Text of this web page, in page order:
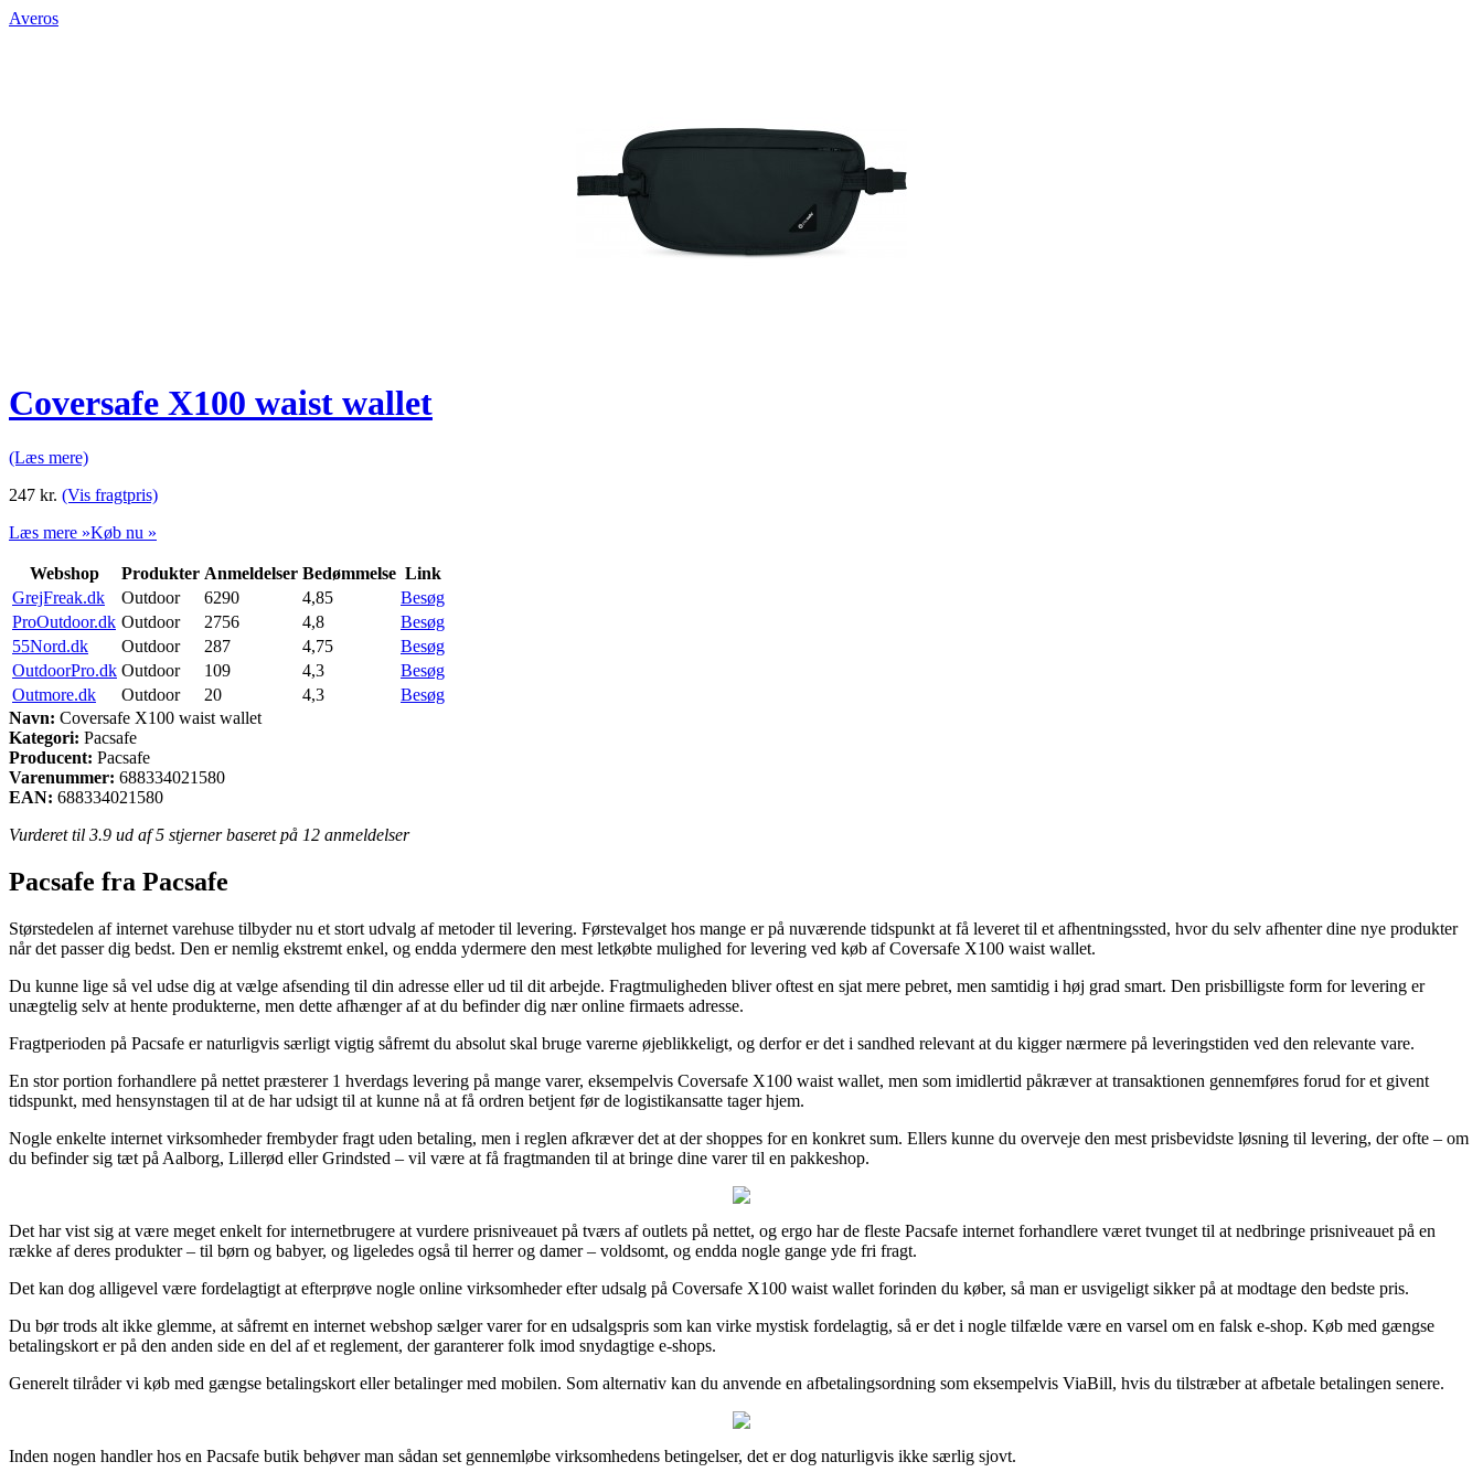
Averos
Coversafe X100 waist wallet
(Læs mere)
247 kr. (Vis fragtpris)
Læs mere »Køb nu »
Webshop Produkter Anmeldelser Bedømmelse Link
GrejFreak.dk
Outdoor 6290 4,85
Besøg
ProOutdoor.dk Outdoor 2756 4,8
Besøg
55Nord.dk
Outdoor 287 4,75
Besøg
OutdoorPro.dk Outdoor 109 4,3
Besøg
Outmore.dk
Outdoor 20 4,3
Besøg
Navn: Coversafe X100 waist wallet
Kategori: Pacsafe
Producent: Pacsafe
Varenummer: 688334021580
EAN: 688334021580
Vurderet til 3.9 ud af 5 stjerner baseret på 12 anmeldelser
Pacsafe fra Pacsafe
Størstedelen af internet varehuse tilbyder nu et stort udvalg af metoder til levering. Førstevalget hos mange er på nuværende tidspunkt at få leveret til et afhentningssted, hvor du selv afhenter dine nye produkter
når det passer dig bedst. Den er nemlig ekstremt enkel, og endda ydermere den mest letkøbte mulighed for levering ved køb af Coversafe X100 waist wallet.
Du kunne lige så vel udse dig at vælge afsending til din adresse eller ud til dit arbejde. Fragtmuligheden bliver oftest en sjat mere pebret, men samtidig i høj grad smart. Den prisbilligste form for levering er
unægtelig selv at hente produkterne, men dette afhænger af at du befinder dig nær online firmaets adresse.
Fragtperioden på Pacsafe er naturligvis særligt vigtig såfremt du absolut skal bruge varerne øjeblikkeligt, og derfor er det i sandhed relevant at du kigger nærmere på leveringstiden ved den relevante vare.
En stor portion forhandlere på nettet præsterer 1 hverdags levering på mange varer, eksempelvis Coversafe X100 waist wallet, men som imidlertid påkræver at transaktionen gennemføres forud for et givent
tidspunkt, med hensynstagen til at de har udsigt til at kunne nå at få ordren betjent før de logistikansatte tager hjem.
Nogle enkelte internet virksomheder frembyder fragt uden betaling, men i reglen afkræver det at der shoppes for en konkret sum. Ellers kunne du overveje den mest prisbevidste løsning til levering, der ofte – om
du befinder sig tæt på Aalborg, Lillerød eller Grindsted – vil være at få fragtmanden til at bringe dine varer til en pakkeshop.
Det har vist sig at være meget enkelt for internetbrugere at vurdere prisniveauet på tværs af outlets på nettet, og ergo har de fleste Pacsafe internet forhandlere været tvunget til at nedbringe prisniveauet på en
række af deres produkter – til børn og babyer, og ligeledes også til herrer og damer – voldsomt, og endda nogle gange yde fri fragt.
Det kan dog alligevel være fordelagtigt at efterprøve nogle online virksomheder efter udsalg på Coversafe X100 waist wallet forinden du køber, så man er usvigeligt sikker på at modtage den bedste pris.
Du bør trods alt ikke glemme, at såfremt en internet webshop sælger varer for en udsalgspris som kan virke mystisk fordelagtig, så er det i nogle tilfælde være en varsel om en falsk e-shop. Køb med gængse
betalingskort er på den anden side en del af et reglement, der garanterer folk imod snydagtige e-shops.
Generelt tilråder vi køb med gængse betalingskort eller betalinger med mobilen. Som alternativ kan du anvende en afbetalingsordning som eksempelvis ViaBill, hvis du tilstræber at afbetale betalingen senere.
Inden nogen handler hos en Pacsafe butik behøver man sådan set gennemløbe virksomhedens betingelser, det er dog naturligvis ikke særlig sjovt.